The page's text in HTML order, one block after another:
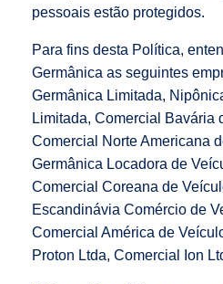
pessoais estão protegidos.
Para fins desta Política,
Germânica as seguintes
Germânica Limitada,
Limitada, Comercial Bavária
Comercial Norte Americana
Germânica Locadora de
Comercial Coreana de
Escandinávia Comércio de
Comercial América de
Proton Ltda, Comercial Ion